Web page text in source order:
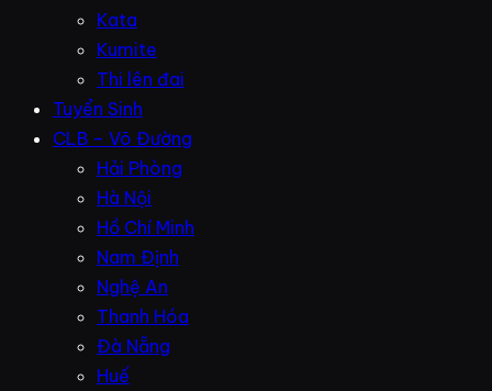
Kata
Kumite
Thi lên đai
Tuyển Sinh
CLB – Võ Đường
Hải Phòng
Hà Nội
Hồ Chí Minh
Nam Định
Nghệ An
Thanh Hóa
Đà Nẵng
Huế